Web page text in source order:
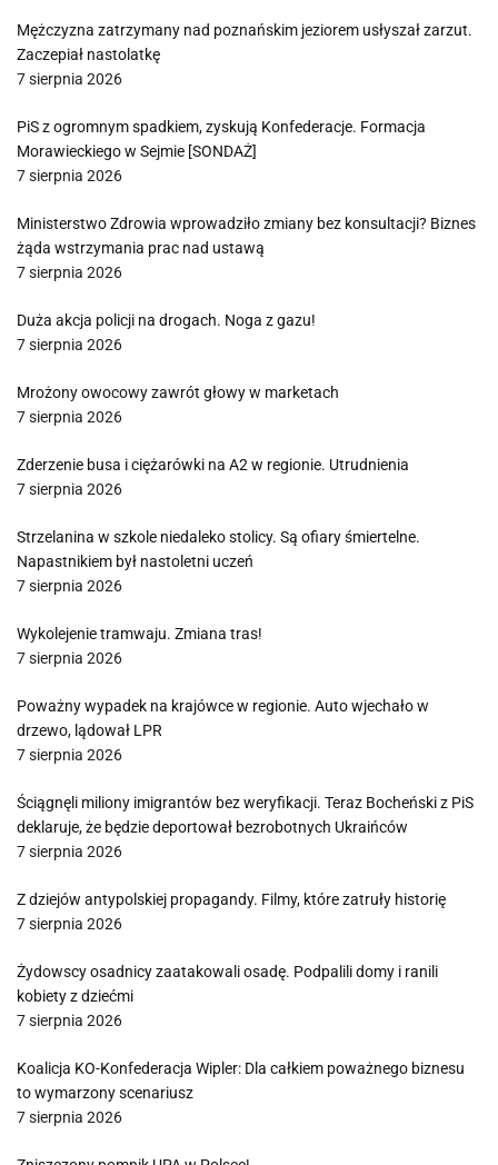
Mężczyzna zatrzymany nad poznańskim jeziorem usłyszał zarzut.
Zaczepiał nastolatkę
7 sierpnia 2026
PiS z ogromnym spadkiem, zyskują Konfederacje. Formacja
Morawieckiego w Sejmie [SONDAŻ]
7 sierpnia 2026
Ministerstwo Zdrowia wprowadziło zmiany bez konsultacji? Biznes
żąda wstrzymania prac nad ustawą
7 sierpnia 2026
Duża akcja policji na drogach. Noga z gazu!
7 sierpnia 2026
Mrożony owocowy zawrót głowy w marketach
7 sierpnia 2026
Zderzenie busa i ciężarówki na A2 w regionie. Utrudnienia
7 sierpnia 2026
Strzelanina w szkole niedaleko stolicy. Są ofiary śmiertelne.
Napastnikiem był nastoletni uczeń
7 sierpnia 2026
Wykolejenie tramwaju. Zmiana tras!
7 sierpnia 2026
Poważny wypadek na krajówce w regionie. Auto wjechało w
drzewo, lądował LPR
7 sierpnia 2026
Ściągnęli miliony imigrantów bez weryfikacji. Teraz Bocheński z PiS
deklaruje, że będzie deportował bezrobotnych Ukraińców
7 sierpnia 2026
Z dziejów antypolskiej propagandy. Filmy, które zatruły historię
7 sierpnia 2026
Żydowscy osadnicy zaatakowali osadę. Podpalili domy i ranili
kobiety z dziećmi
7 sierpnia 2026
Koalicja KO-Konfederacja Wipler: Dla całkiem poważnego biznesu
to wymarzony scenariusz
7 sierpnia 2026